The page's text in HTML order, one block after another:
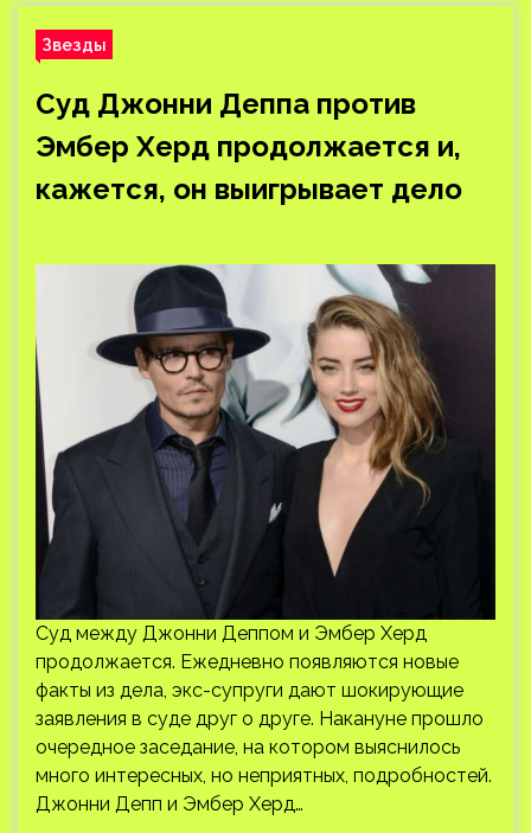
Звезды
Суд Джонни Деппа против
Эмбер Херд продолжается и,
кажется, он выигрывает дело
Суд между Джонни Деппом и Эмбер Херд
продолжается. Ежедневно появляются новые
факты из дела, экс-супруги дают шокирующие
заявления в суде друг о друге. Накануне прошло
очередное заседание, на котором выяснилось
много интересных, но неприятных, подробностей.
Джонни Депп и Эмбер Херд…